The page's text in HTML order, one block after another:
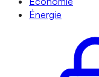
Énergie